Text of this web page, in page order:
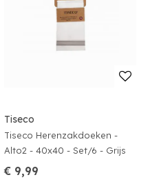
Tiseco
Tiseco Herenzakdoeken -
Alto2 - 40x40 - Set/6 - Grijs
€ 9,99